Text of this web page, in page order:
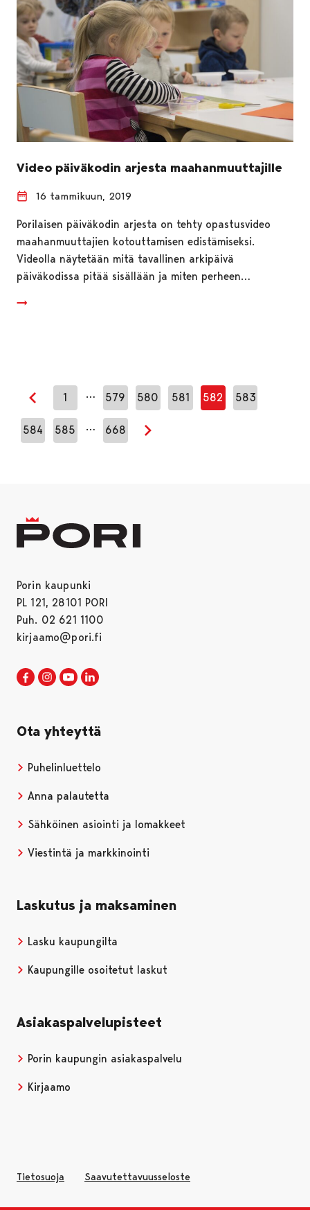
Video päiväkodin arjesta maahanmuuttajille
16 tammikuun, 2019
Porilaisen päiväkodin arjesta on tehty opastusvideo
maahanmuuttajien kotouttamisen edistämiseksi.
Videolla näytetään mitä tavallinen arkipäivä
päiväkodissa pitää sisällään ja miten perheen…
Edellinen sivu
1 … 579 580 581 582 583
584 585 … 668
Seuraava sivu
Porin kaupunki
PL 121, 28101 PORI
Puh. 02 621 1100
kirjaamo@pori.fi
Porin kaupunki Facebookissa
Avautuu uudessa välilehdessä
Porin kaupunki Instagramissa
Avautuu uudessa välilehdessä
Porin kaupunki Youtubessa
Avautuu uudessa välilehdessä
Ota yhteyttä
Puhelinluettelo
Anna palautetta
Sähköinen asiointi ja lomakkeet
Viestintä ja markkinointi
Laskutus ja maksaminen
Lasku kaupungilta
Kaupungille osoitetut laskut
Asiakaspalvelupisteet
Porin kaupungin asiakaspalvelu
Kirjaamo
Tietosuoja Saavutettavuusseloste